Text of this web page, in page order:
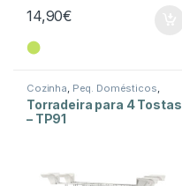
14,90€
⬤
Cozinha Peq. Domésticos
Torradeiras
Torradeira para 4 Tostas
– TP91